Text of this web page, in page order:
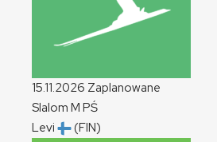
15.11.2026 Zaplanowane
Slalom M PŚ
Levi
(FIN)